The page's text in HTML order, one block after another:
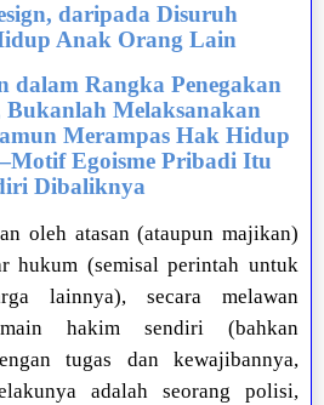
daripada Disuruh
Anak Orang Lain
dalam Rangka Penegakan
Melaksanakan
Merampas Hak Hidup
Egoisme Pribadi Itu
Dibaliknya
oleh atasan (ataupun majikan)
hukum (semisal perintah untuk
lainnya), secara melawan
hakim sendiri (bahkan
tugas dan kewajibannya,
adalah seorang polisi,